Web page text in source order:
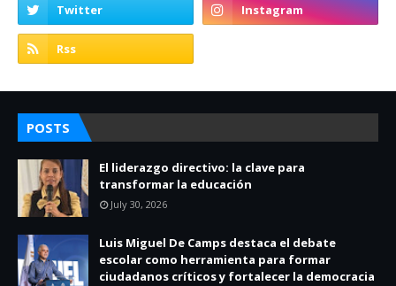
POSTS
El liderazgo directivo: la clave para
transformar la educación
July 30, 2026
Luis Miguel De Camps destaca el debate
escolar como herramienta para formar
ciudadanos críticos y fortalecer la democracia